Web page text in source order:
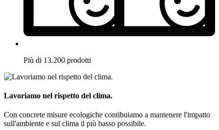
Più di 13.200 prodotti
Lavoriamo nel rispetto del clima.
Con concrete misure ecologiche contibuiamo a mantenere l'impatto
sull'ambiente e sul clima il più basso possibile.